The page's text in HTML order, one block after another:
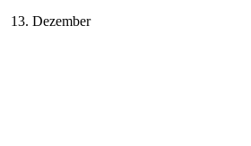
13. Dezember